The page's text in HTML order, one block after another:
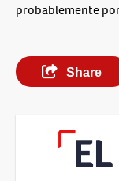
probablemente
Share